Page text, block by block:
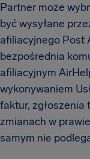
Partner może
być wysyłane
afiliacyjnego Post
bezpośrednia
afiliacyjnym
wykonywaniem
faktur,
zmianach w
samym nie